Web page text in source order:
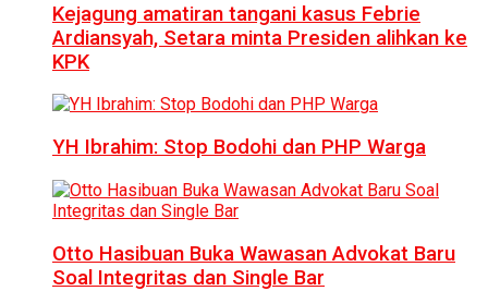
Kejagung amatiran tangani kasus Febrie
Ardiansyah, Setara minta Presiden alihkan ke
KPK
YH Ibrahim: Stop Bodohi dan PHP Warga
Otto Hasibuan Buka Wawasan Advokat Baru
Soal Integritas dan Single Bar